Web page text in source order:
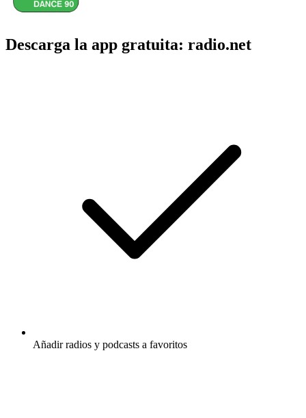
Descarga la app gratuita: radio.net
Añadir radios y podcasts a favoritos